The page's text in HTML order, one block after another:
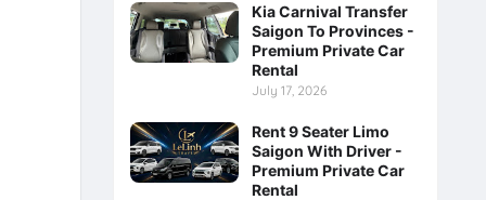
Kia Carnival Transfer
Saigon To Provinces -
Premium Private Car
Rental
July 17, 2026
Rent 9 Seater Limo
Saigon With Driver -
Premium Private Car
Rental